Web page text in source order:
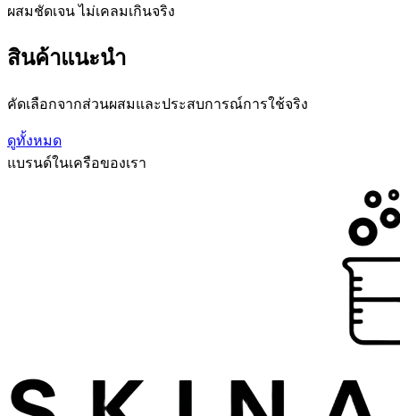
ผสมชัดเจน ไม่เคลมเกินจริง
สินค้าแนะนำ
คัดเลือกจากส่วนผสมและประสบการณ์การใช้จริง
ดูทั้งหมด
แบรนด์ในเครือของเรา